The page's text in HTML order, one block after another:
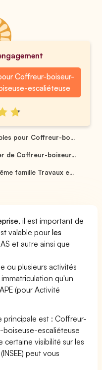
Coffreur-boiseur-
escaliéteuse
pour Coffreur-bo...
de Coffreur-boiseur...
famille Travaux e...
, il est important de
valable pourles
et autre ainsi que
ou plusieurs activités
qu'un
(pour Activité
est : Coffreur-
escaliéteuse
certaine visibilité sur les
peut vous